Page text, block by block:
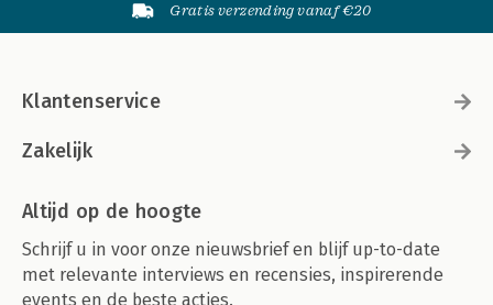
Gratis verzending vanaf €20
Klantenservice
Zakelijk
Altijd op de hoogte
Schrijf u in voor onze nieuwsbrief en blijf up-to-date
met relevante interviews en recensies, inspirerende
events en de beste acties.